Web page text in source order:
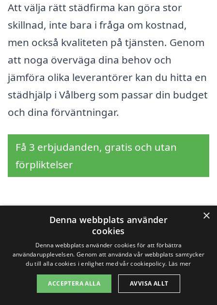
Att välja rätt städfirma kan göra stor
skillnad, inte bara i fråga om kostnad,
men också kvaliteten på tjänsten. Genom
att noga överväga dina behov och
jämföra olika leverantörer kan du hitta en
städhjälp i Vålberg som passar din budget
och dina förväntningar.
Få 3 erbjudanden, gratis och utan
förpliktelser
Sök efter professionell
städhjälp i andra städer
nära Vålberg
×
Denna webbplats använder
cookies
Denna webbplats använder cookies för att förbättra
användarupplevelsen. Genom att använda vår webbplats samtycker
du till alla cookies i enlighet med vår cookiepolicy. Läs mer
ACCEPTERA ALLA AVVISA ALLT